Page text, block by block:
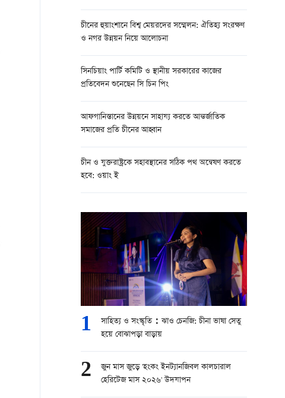
চীনের হুয়াংশানে বিশ্ব মেয়রদের সম্মেলন: ঐতিহ্য সংরক্ষণ
সিনচিয়াং পার্টি কমিটি ও স্থানীয় সরকারের কাজের
প্রতিবেদন শুনেছেন সি চিন পিং
আফগানিস্তানের উন্নয়নে সাহায্য করতে আন্তর্জাতিক
সমাজের প্রতি চীনের আহ্বান
চীন ও যুক্তরাষ্ট্রকে সহাবস্থানের সঠিক পথ অন্বেষণ করতে
হবে: ওয়াং ই
1
সাহিত্য ও সংস্কৃতি：ঝাও চেনজি: চীনা ভাষা সেতু
হয়ে বোঝাপড়া বাড়ায়
2
জুন মাস জুড়ে 'হংকং ইনট্যানজিবল কালচারাল
হেরিটেজ মাস ২০২৬' উদযাপন